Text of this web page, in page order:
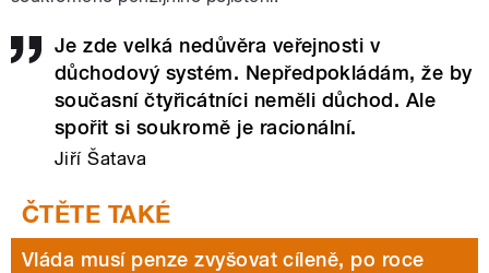
Je zde velká nedůvěra veřejnosti v
důchodový systém. Nepředpokládám, že by
současní čtyřicátníci neměli důchod. Ale
spořit si soukromě je racionální.
Jiří Šatava
Vláda musí penze zvyšovat cíleně, po roce